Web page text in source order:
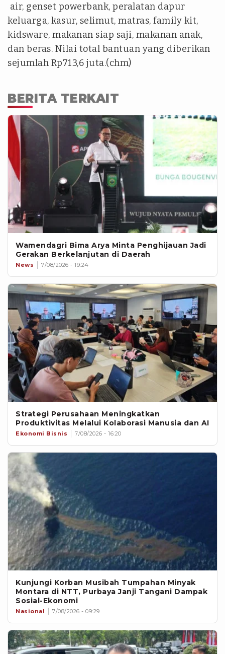
air, genset powerbank, peralatan dapur
keluarga, kasur, selimut, matras, family kit,
kidsware, makanan siap saji, makanan anak,
dan beras. Nilai total bantuan yang diberikan
sejumlah Rp713,6 juta.(chm)
BERITA TERKAIT
Wamendagri Bima Arya Minta Penghijauan Jadi
Gerakan Berkelanjutan di Daerah
News 7/08/2026 - 19:24
Strategi Perusahaan Meningkatkan
Produktivitas Melalui Kolaborasi Manusia dan AI
Ekonomi Bisnis 7/08/2026 - 16:20
Kunjungi Korban Musibah Tumpahan Minyak
Montara di NTT, Purbaya Janji Tangani Dampak
Sosial-Ekonomi
Nasional 7/08/2026 - 09:29